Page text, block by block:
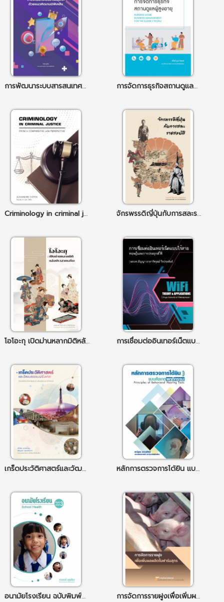
การพัฒนาระบบสารสนเทศด้วยแนวคิดเกมมิฟิเคชัน การจัดการธุรกิจสถานดูแลผู้สูงอายุ
Criminology in criminal justice จักรพรรดิญี่ปุ่นกับการสละราชสมบัติ
โอโอะกุ เปิดม่านหลากมิติหลังปราสาทเอโดะ การเชื่อมต่ออินเทอร์เน็ตแบบไร้สาย ทฤษฎีและการประยุกต์ใช้
เกร็ดประวัติศาสตร์และวัฒนธรรมฝรั่งเศส หลักการตรวจการได้ยิน แบบสังเกตพฤติกรรม
อนามัยโรงเรียน ฉบับพิมพ์ครั้งที่ 3 การจัดการรายฝูงเพื่อเพิ่มผลผลิตในฟาร์มสุกร